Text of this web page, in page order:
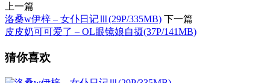
上一篇
洛桑w伊梓 – 女仆日记Ⅲ(29P/335MB) 下一篇
皮皮奶可可爱了 – OL眼镜娘自摄(37P/141MB)
猜你喜欢